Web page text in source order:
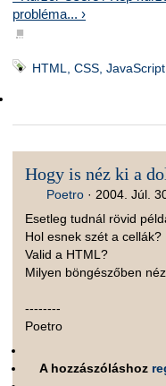
probléma... ›
■
HTML, CSS,
Hogy is néz ki a
Poetro · 2004. Júl.
Esetleg tudnál rövid
Hol esnek szét a cellák?
Valid a HTML?
Milyen böngészőben
--------
Poetro
A hozzászóláshoz